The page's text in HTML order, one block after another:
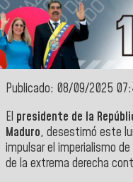
Publicado: 08/09/2025
El presidente de la
Maduro, desestimó este
impulsar el imperialismo de
de la extrema derecha